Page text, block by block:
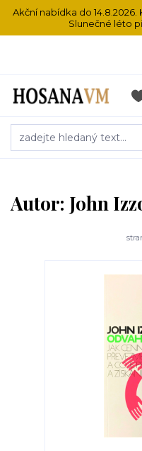
Akční nabídka do
Slunečné léto
Autor: John